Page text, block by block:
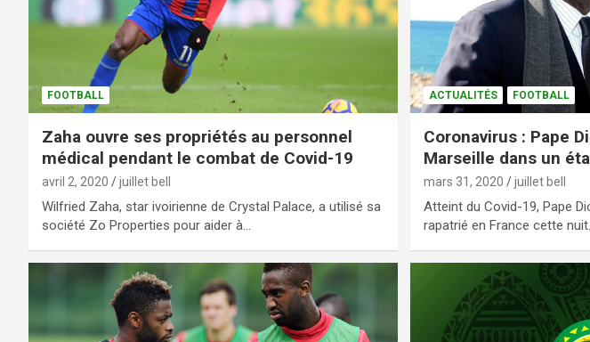
FOOTBALL
Zaha ouvre ses propriétés au personnel
médical pendant le combat de Covid-19
avril 2, 2020 juillet bell
Wilfried Zaha, star ivoirienne de Crystal Palace, a utilisé sa
société Zo Properties pour aider à…
ACTUALITÉS FOOTBALL
Coronavirus : Pape
Marseille dans un
mars 31, 2020 juillet bell
Atteint du Covid-19, Pape
rapatrié en France cette